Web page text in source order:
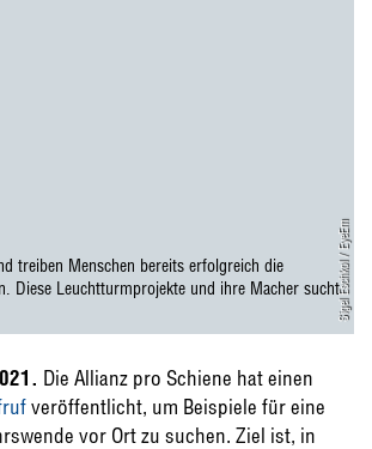
Sigel Eschkol / EyeEm
treiben Menschen bereits erfolgreich die
Diese Leuchtturmprojekte und ihre Macher sucht
Die Allianz pro Schiene hat einen
veröffentlicht, um Beispiele für eine
vor Ort zu suchen. Ziel ist, in